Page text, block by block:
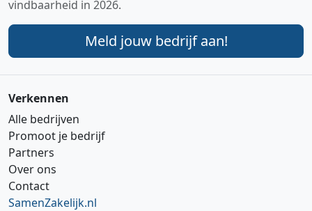
vindbaarheid in 2026.
Meld jouw bedrijf aan!
Verkennen
Alle bedrijven
Promoot je bedrijf
Partners
Over ons
Contact
SamenZakelijk.nl